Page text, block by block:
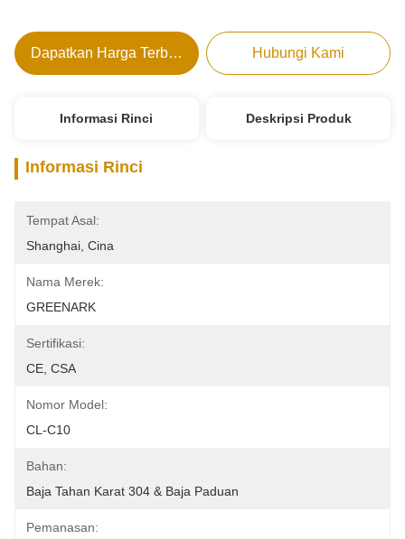
Dapatkan Harga Terbaik Hubungi Kami
Informasi Rinci Deskripsi Produk
Informasi Rinci
Tempat Asal:
Shanghai, Cina
Nama Merek:
GREENARK
Sertifikasi:
CE, CSA
Nomor Model:
CL-C10
Bahan:
Baja Tahan Karat 304 & Baja Paduan
Pemanasan: